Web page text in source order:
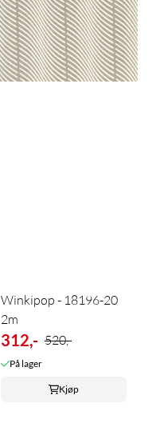
Winkipop - 18196-20
2m
312,- 520,-
På lager
Kjøp